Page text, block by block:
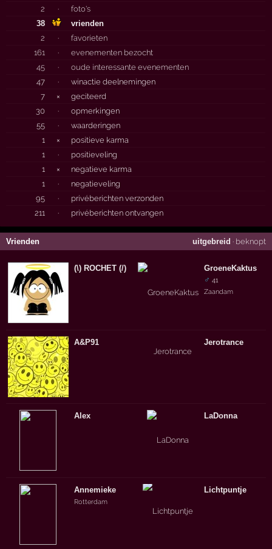
2
·
foto's
38
vrienden
2
·
favorieten
161
·
evenementen bezocht
45
·
oude interessante evenementen
47
·
winactie deelnemingen
7
×
geciteerd
30
·
opmerkingen
55
·
waarderingen
1
×
positieve karma
1
·
positieveling
1
×
negatieve karma
1
·
negatieveling
95
·
privéberichten verzonden
211
· privéberichten ontvangen
Vrienden uitgebreid · beknopt
(\) ROCHET (/)
A&P91
Alex
Annemieke
Rotterdam
GroeneKaktus
♂ 41
Zaandam
Jerotrance
LaDonna
Lichtpuntje